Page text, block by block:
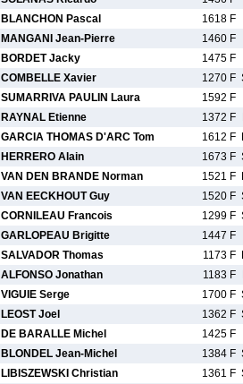
BLANCHON Pascal
1618 F
MANGANI Jean-Pierre
1460 F
BORDET Jacky
1475 F
COMBELLE Xavier 1270 F
SUMARRIVA PAULIN Laura 1592 F
RAYNAL Etienne 1372 F
GARCIA THOMAS D'ARC Tom 1612 F
HERRERO Alain 1673 F
VAN DEN BRANDE Norman 1521 F
VAN EECKHOUT Guy 1520 F
CORNILEAU Francois 1299 F
GARLOPEAU Brigitte 1447 F
SALVADOR Thomas 1173 F
ALFONSO Jonathan 1183 F
VIGUIE Serge 1700 F
LEOST Joel 1362 F
DE BARALLE Michel
1425 F
BLONDEL Jean-Michel 1384 F
LIBISZEWSKI Christian 1361 F